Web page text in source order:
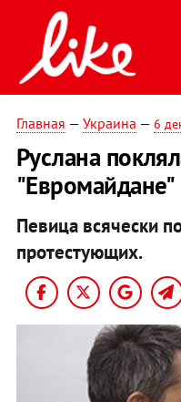
Главная — Украина — 6
Руслана
"Евромайдане"
Певица всячески
протестующих.